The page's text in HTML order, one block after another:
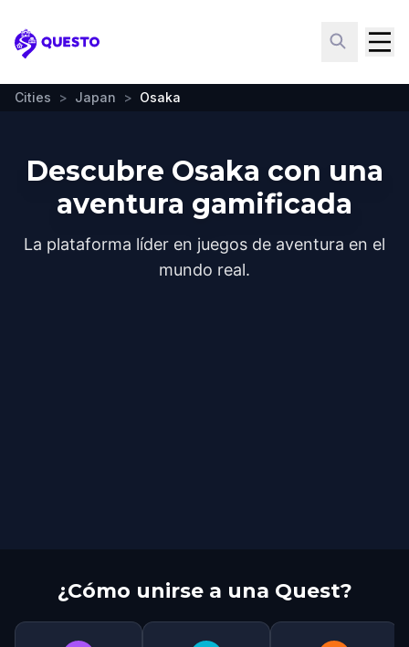
Questo
Cities > Japan > Osaka
Descubre Osaka con una
aventura gamificada
La plataforma líder en juegos de aventura en el
mundo real.
¿Cómo unirse a una Quest?